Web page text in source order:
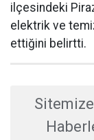
ilçesindeki
elektrik ve
ettiğini belirtti.